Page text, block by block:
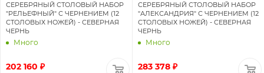
СЕРЕБРЯНЫЙ СТОЛОВЫЙ НАБОР
"РЕЛЬЕФНЫЙ" С ЧЕРНЕНИЕМ (12
СТОЛОВЫХ НОЖЕЙ) - СЕВЕРНАЯ
ЧЕРНЬ
Много
202 160 ₽
СЕРЕБРЯНЫЙ СТОЛОВЫЙ НАБОР
"АЛЕКСАНДРИЯ" С ЧЕРНЕНИЕМ (12
СТОЛОВЫХ НОЖЕЙ) - СЕВЕРНАЯ
ЧЕРНЬ
Много
283 378 ₽